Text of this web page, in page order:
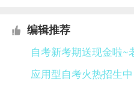
编辑推荐
自考新考期送现金啦~
应用型自考火热招生中